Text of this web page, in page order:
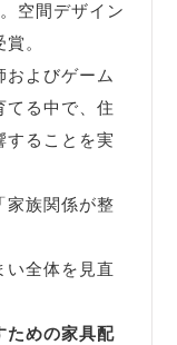
空間デザイン
。
およびゲーム
てる中で、住
することを実
家族関係が整
い全体を見直
ための家具配